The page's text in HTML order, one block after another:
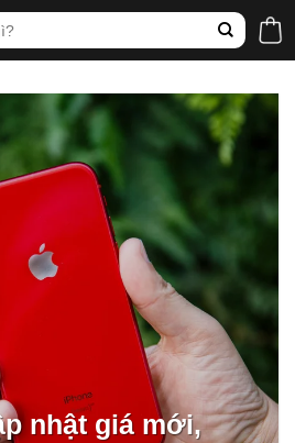
nhật giá mới,